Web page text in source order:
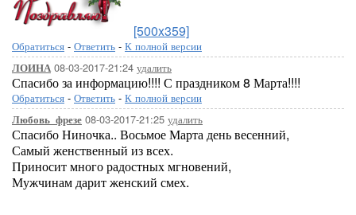
[500x359]
Обратиться - Ответить - К полной версии
ЛОИНА 08-03-2017-21:24 удалить
Спасибо за информацию!!!! С праздником 8 Марта!!!!
Обратиться - Ответить - К полной версии
Любовь_фрезе 08-03-2017-21:25 удалить
Спасибо Ниночка.. Восьмое Марта день весенний,
Самый женственный из всех.
Приносит много радостных мгновений,
Мужчинам дарит женский смех.